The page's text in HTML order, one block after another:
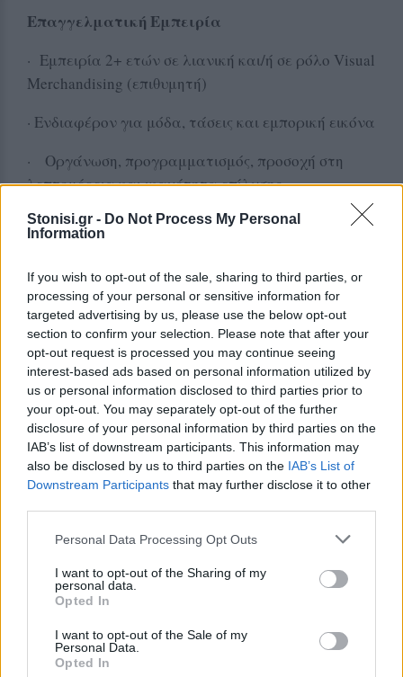
Stonisi.gr - Do Not Process My Personal
Information
If you wish to opt-out of the sale, sharing to third parties, or
processing of your personal or sensitive information for
targeted advertising by us, please use the below opt-out
section to confirm your selection. Please note that after your
opt-out request is processed you may continue seeing
interest-based ads based on personal information utilized by
us or personal information disclosed to third parties prior to
your opt-out. You may separately opt-out of the further
disclosure of your personal information by third parties on the
IAB’s list of downstream participants. This information may
also be disclosed by us to third parties on the IAB’s List of
Downstream Participants that may further disclose it to other
Personal Data Processing Opt Outs
I want to opt-out of the Sharing of my
personal data.
Opted In
I want to opt-out of the Sale of my
Personal Data.
Opted In
Επαγγελματική Εμπειρία
· Εμπειρία 2+ ετών σε λιανική και/ή σε ρόλο Visual
Merchandising (επιθυμητή)
· Ενδιαφέρον για μόδα, τάσεις και εμπορική εικόνα
· Οργάνωση, προγραμματισμός, προσοχή στη
λεπτομέρεια και ικανότητα επίλυσης
για συνεχή εξέλιξη
· Άνεση συνεργασίας σε πολυεθνικό/
πολυπολιτισμικό περιβάλλον
· Μόνιμη κατοικία ή δυνατότητα μόνιμης
εγκατάστασης στη Μυτιλήνη
Στην LC Waikiki, οι αξίες μας είναι να
λειτουργούμε με διαφάνεια, να πετυχαίνουμε τους
στόχους μας με ομαδικότητα, να αναπτύσσουμε
καλύτερους. Είστε αρκετά δυναμικοί και
επιθυμείτε να εξελιχθείτε μέσα από τις
προκλήσεις; Ελάτε μαζί μας Καθώς αφιερώνουμε
προαπαιτούμενων της LC Waikiki. Αν η αίτησή σας
κριθεί κατάλληλη θα επικοινωνήσουμε μαζί σας